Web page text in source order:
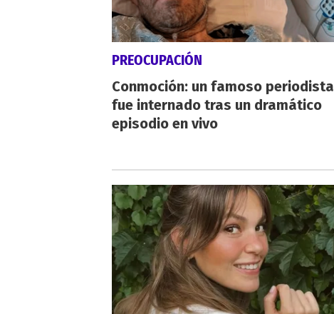
PREOCUPACIÓN
Conmoción: un famoso periodista
fue internado tras un dramático
episodio en vivo